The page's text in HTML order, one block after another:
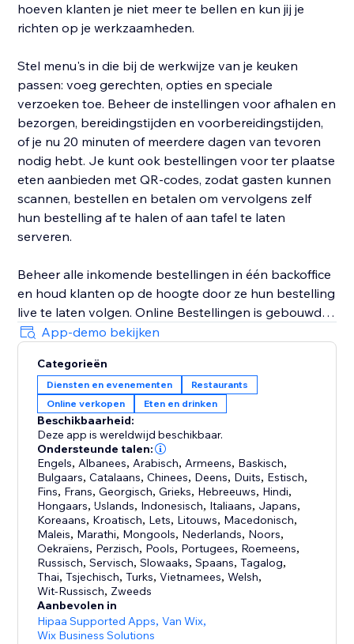
hoeven klanten je niet meer te bellen en kun jij je
richten op je werkzaamheden.
Stel menu's in die bij de werkwijze van je keuken
passen: voeg gerechten, opties en speciale
verzoeken toe. Beheer de instellingen voor afhalen en
bezorgen, bereidingstijden en voorbereidingstijden,
of je nu 20 minuten of meerdere dagen van tevoren
nodig hebt. Je kunt ook bestellingen voor ter plaatse
eten aanbieden met QR-codes, zodat gasten kunnen
scannen, bestellen en betalen om vervolgens zelf
hun bestelling af te halen of aan tafel te laten
serveren.
Beheer alle inkomende bestellingen in één backoffice
en houd klanten op de hoogte door ze hun bestelling
live te laten volgen. Online Bestellingen is gebouwd
op Wix eCommerce en koppelt met Wix-tools zoals
CRM, Kortingen, Coupons, Cadeaubonnen,
geautomatiseerde Marketingcampagnes, Analytics en
24/7 ondersteuning. Zo kun je het aantal
herhaalbestellingen verhogen en je restaurant op
één plek beheren.
App-demo bekijken
Categorieën
Diensten en evenementen
Restaurants
Online verkopen
Eten en drinken
Beschikbaarheid:
Deze app is wereldwijd beschikbaar.
Ondersteunde talen:
Engels, Albanees, Arabisch, Armeens, Baskisch,
Bulgaars,Catalaans,Chinees, Deens, Duits, Estisch,
Fins, Frans,Georgisch,Grieks, Hebreeuws, Hindi,
Hongaars,IJslands, Indonesisch, Italiaans, Japans,
Koreaans, Kroatisch, Lets, Litouws, Macedonisch,
Maleis, Marathi, Mongools, Nederlands, Noors,
Oekraïens, Perzisch, Pools, Portugees, Roemeens,
Russisch,Servisch,Slowaaks,Spaans,Tagalog,
Thai,Tsjechisch,Turks,Vietnamees,Welsh,
Wit-Russisch, Zweeds
Aanbevolen in
Hipaa Supported Apps,Van Wix,
Wix Business Solutions